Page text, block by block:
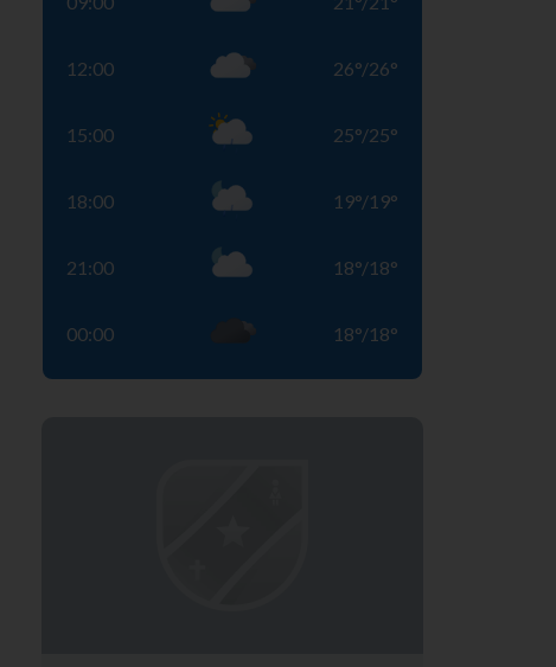
12:00 26°/26°
15:00 25°/25°
18:00 19°/19°
21:00 18°/18°
00:00 18°/18°